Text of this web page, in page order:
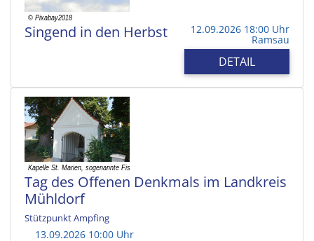
Singend in den Herbst 12.09.2026 18:00 Uhr
Ramsau
DETAIL
Tag des Offenen Denkmals im Landkreis
Mühldorf
Stützpunkt Ampfing
13.09.2026 10:00 Uhr